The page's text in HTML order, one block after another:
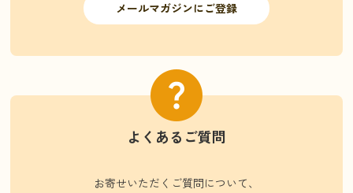
メールマガジンにご登録
よくあるご質問
お寄せいただくご質問について、